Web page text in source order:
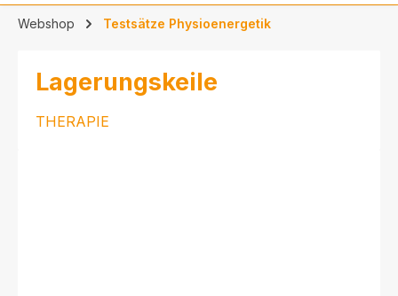
Webshop Testsätze Physioenergetik
Lagerungskeile
THERAPIE